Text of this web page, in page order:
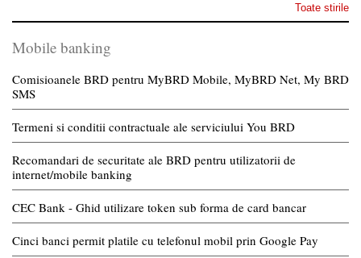
Toate stirile
Mobile banking
Comisioanele BRD pentru MyBRD Mobile, MyBRD Net, My BRD
SMS
Termeni si conditii contractuale ale serviciului You BRD
Recomandari de securitate ale BRD pentru utilizatorii de
internet/mobile banking
CEC Bank - Ghid utilizare token sub forma de card bancar
Cinci banci permit platile cu telefonul mobil prin Google Pay